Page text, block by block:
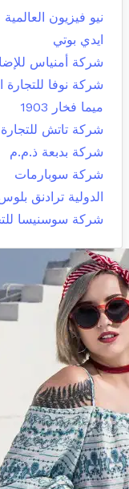
نيو فيزيون العالمية
ايدي بوتي
شركة أمنياس
شركة نوفا للتجارة
ميما فخار 1903
شركة تاتش للتجارة
شركة بدبعة ذ.م.م
شركة سوبارمات
الدولية ترادنق
شركة سوسنيسا